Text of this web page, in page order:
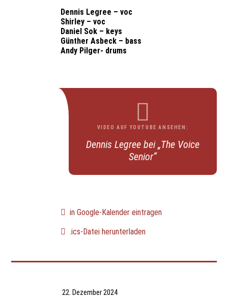
Dennis Legree – voc
Shirley – voc
Daniel Sok – keys
Günther Asbeck – bass
Andy Pilger- drums
VIDEO AUF YOUTUBE ANSEHEN:
Dennis Legree bei „The Voice
Senior“
in Google-Kalender eintragen
.ics-Datei herunterladen
22. Dezember 2024